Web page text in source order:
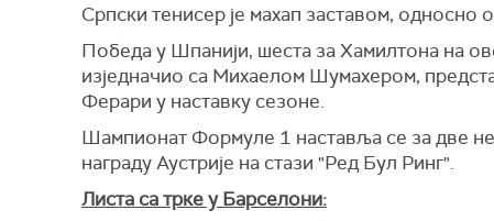
Српски тенисер је махап заставом, односно
Победа у Шпанији, шеста за Хамилтона на
изједначио са Михаелом Шумахером,
Ферари у наставку сезоне.
Шампионат Формуле 1 наставља се за две
награду Аустрије на стази "Ред Бул Ринг".
Листа са трке у Барселони: